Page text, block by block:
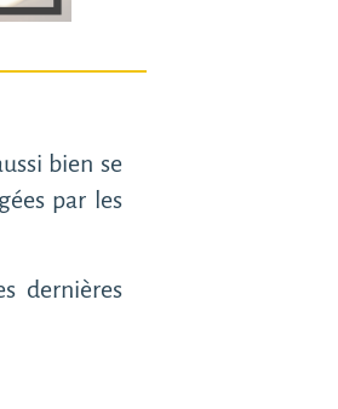
bien se
par les
dernières